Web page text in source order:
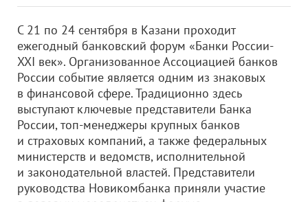
С 21 по 24 сентября в Казани проходит
ежегодный банковский форум «Банки России-
XXI век». Организованное Ассоциацией банков
России событие является одним из знаковых
в финансовой сфере. Традиционно здесь
выступают ключевые представители Банка
России, топ-менеджеры крупных банков
и страховых компаний, а также федеральных
министерств и ведомств, исполнительной
и законодательной властей. Представители
руководства Новикомбанка приняли участие